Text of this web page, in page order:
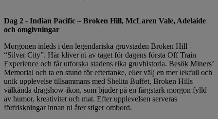
Dag 2 - Indian Pacific – Broken Hill, McLaren Vale, Adelaide
och omgivningar
Morgonen inleds i den legendariska gruvstaden Broken Hill –
“Silver City”. Här kliver ni av tåget för dagens första Off Train
Experience och får utforska stadens rika gruvhistoria. Besök Miners’
Memorial och ta en stund för eftertanke, eller välj en mer lekfull och
unik upplevelse tillsammans med Shelita Buffet, Broken Hills
välkända dragshow-ikon, som bjuder på en färgstark morgon fylld
av humor, kreativitet och mat. Efter upplevelsen serveras
förfriskningar innan ni åter stiger ombord.